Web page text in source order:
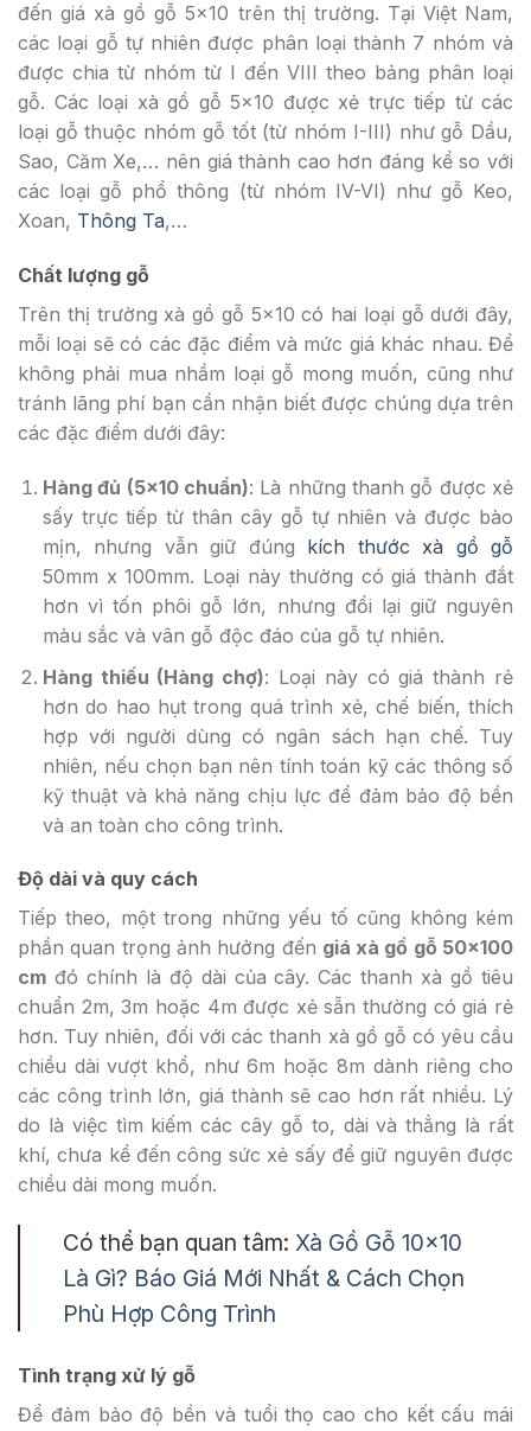
đến giá xà gồ gỗ 5×10 trên thị trường. Tại Việt Nam,
các loại gỗ tự nhiên được phân loại thành 7 nhóm và
được chia từ nhóm từ I đến VIII theo bảng phân loại
gỗ. Các loại xà gồ gỗ 5×10 được xẻ trực tiếp từ các
loại gỗ thuộc nhóm gỗ tốt (từ nhóm I-III) như gỗ Dầu,
Sao, Căm Xe,… nên giá thành cao hơn đáng kể so với
các loại gỗ phổ thông (từ nhóm IV-VI) như gỗ Keo,
Xoan, Thông Ta,…
Chất lượng gỗ
Trên thị trường xà gồ gỗ 5×10 có hai loại gỗ dưới đây,
mỗi loại sẽ có các đặc điểm và mức giá khác nhau. Để
không phải mua nhầm loại gỗ mong muốn, cũng như
tránh lãng phí bạn cần nhận biết được chúng dựa trên
các đặc điểm dưới đây:
Hàng đủ (5×10 chuẩn): Là những thanh gỗ được xẻ
sấy trực tiếp từ thân cây gỗ tự nhiên và được bào
mịn, nhưng vẫn giữ đúng kích thước xà gồ gỗ
50mm x 100mm. Loại này thường có giá thành đắt
hơn vì tốn phôi gỗ lớn, nhưng đổi lại giữ nguyên
màu sắc và vân gỗ độc đáo của gỗ tự nhiên.
Hàng thiếu (Hàng chợ): Loại này có giá thành rẻ
hơn do hao hụt trong quá trình xẻ, chế biến, thích
hợp với người dùng có ngân sách hạn chế. Tuy
nhiên, nếu chọn bạn nên tính toán kỹ các thông số
kỹ thuật và khả năng chịu lực để đảm bảo độ bền
và an toàn cho công trình.
Độ dài và quy cách
Tiếp theo, một trong những yếu tố cũng không kém
phần quan trọng ảnh hưởng đến giá xà gồ gỗ 50×100
cm đó chính là độ dài của cây. Các thanh xà gồ tiêu
chuẩn 2m, 3m hoặc 4m được xẻ sẵn thường có giá rẻ
hơn. Tuy nhiên, đối với các thanh xà gồ gỗ có yêu cầu
chiều dài vượt khổ, như 6m hoặc 8m dành riêng cho
các công trình lớn, giá thành sẽ cao hơn rất nhiều. Lý
do là việc tìm kiếm các cây gỗ to, dài và thẳng là rất
khí, chưa kể đến công sức xẻ sấy để giữ nguyên được
chiều dài mong muốn.
Có thể bạn quan tâm: Xà Gồ Gỗ 10×10
Là Gì? Báo Giá Mới Nhất & Cách Chọn
Phù Hợp Công Trình
Tình trạng xử lý gỗ
Để đảm bảo độ bền và tuổi thọ cao cho kết cấu mái